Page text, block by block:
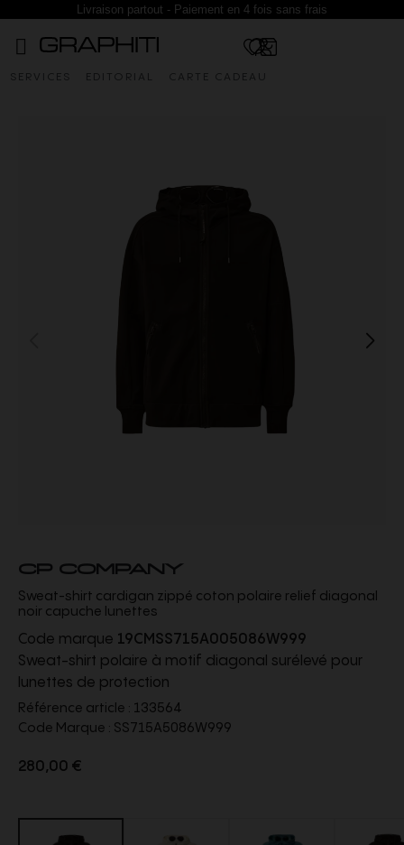
Livraison partout - Paiement en 4 fois sans frais
SERVICES EDITORIAL CARTE CADEAU
CP COMPANY
Sweat-shirt cardigan zippé coton polaire relief diagonal
noir capuche lunettes
Code marque 19CMSS715A005086W999
Sweat-shirt polaire à motif diagonal surélevé pour
lunettes de protection
Référence article : 133564
Code Marque : SS715A5086W999
280,00 €